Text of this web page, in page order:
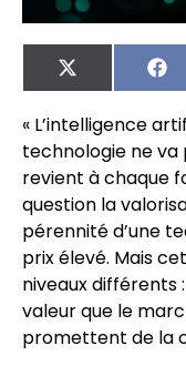
X
(Twitter)
« L’intelligence
technologie ne va
revient à chaque
question la
pérennité d’une
prix élevé. Mais
niveaux différents
valeur que le
promettent de la